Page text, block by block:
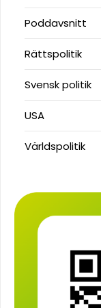
Poddavsnitt
Rättspolitik
Svensk politik
USA
Världspolitik